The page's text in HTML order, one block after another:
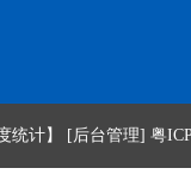
统计】 [后台管理] 粤